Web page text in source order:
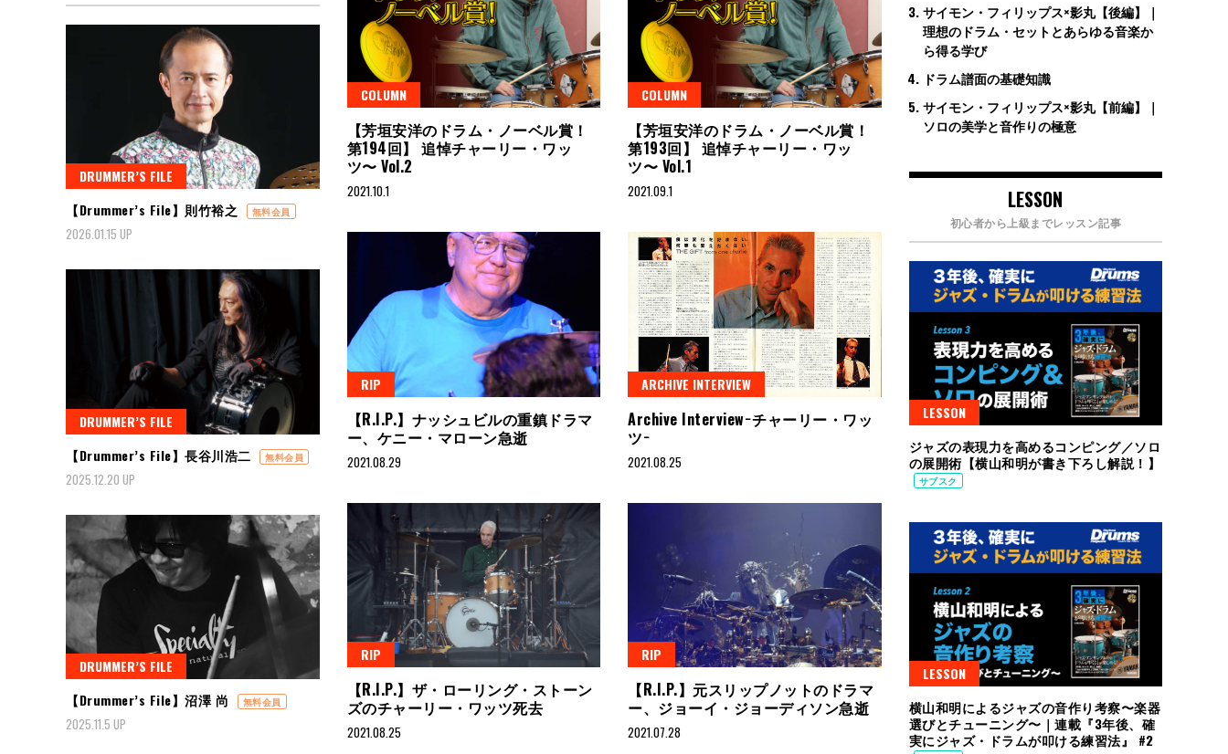
COLUMN
【芳垣安洋のドラム・ノーベル賞！
第194回】 追悼チャーリー・ワッ
ツ〜 Vol.2
2021.10.1
COLUMN
【芳垣安洋のドラム・ノーベル賞！
第193回】 追悼チャーリー・ワッ
ツ〜 Vol.1
2021.09.1
RIP
【R.I.P.】ナッシュビルの重鎮ドラマ
ー、ケニー・マローン急逝
2021.08.29
ARCHIVE INTERVIEW
Archive Interview−チャーリー・ワッ
ツ−
2021.08.25
RIP
【R.I.P.】ザ・ローリング・ストーン
ズのチャーリー・ワッツ死去
2021.08.25
RIP
【R.I.P.】元スリップノットのドラマ
ー、ジョーイ・ジョーディソン急逝
2021.07.28
DRUMMER’S FILE
【Drummer’s File】則竹裕之
無料会員
2026.01.15 UP
DRUMMER’S FILE
【Drummer’s File】長谷川浩二
無料会員
2025.12.20 UP
DRUMMER’S FILE
【Drummer’s File】沼澤 尚
無料会員
2025.11.5 UP
サイモン・フィリップス×影丸【後編】｜
理想のドラム・セットとあらゆる音楽か
ら得る学び
ドラム譜面の基礎知識
サイモン・フィリップス×影丸【前編】｜
ソロの美学と音作りの極意
LESSON
初心者から上級までレッスン記事
LESSON
ジャズの表現力を高めるコンピング／ソロ
の展開術【横山和明が書き下ろし解説！】
サブスク
LESSON
横山和明によるジャズの音作り考察〜楽器
選びとチューニング〜｜連載『3年後、確
実にジャズ・ドラムが叩ける練習法』 #2